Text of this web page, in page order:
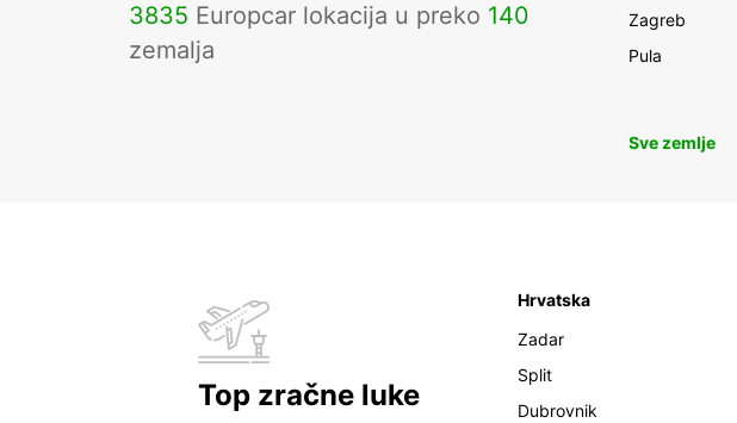
3835 Europcar lokacija u preko 140
zemalja
Zagreb
Pula
Sve zemlje
Top zračne luke
Hrvatska
Zadar
Split
Dubrovnik